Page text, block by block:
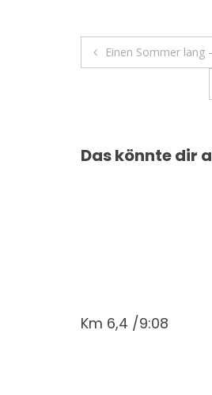
Einen Sommer lang
Das könnte dir
Km 6,4 /9:08